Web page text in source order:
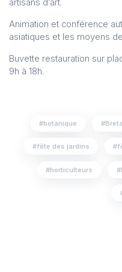
artisans d’art.
Animation et conférence
asiatiques et les moyens
Buvette restauration sur
9h à 18h.
botanique
fête des jardins
horticulteurs